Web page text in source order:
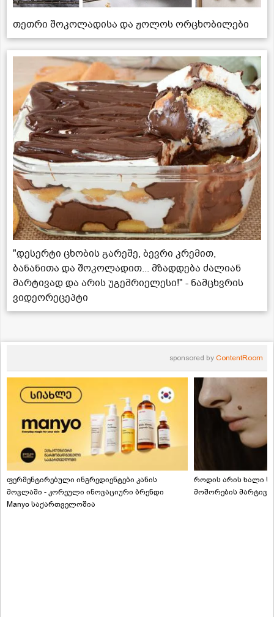
თეთრი შოკოლადისა და ჟოლოს ორცხობილები
"დესერტი ცხობის გარეშე, ბევრი კრემით,
ბანანითა და შოკოლადით... მზადდება ძალიან
მარტივად და არის უგემრიელესი!" - ნამცხვრის
ვიდეორეცეპტი
sponsored by ContentRoom
ფერმენტირებული ინგრედიენტები კანის
მოვლაში - კორეული ინოვაციური ბრენდი
Manyo საქართველოშია
როდის არის ხალი
მოშორების